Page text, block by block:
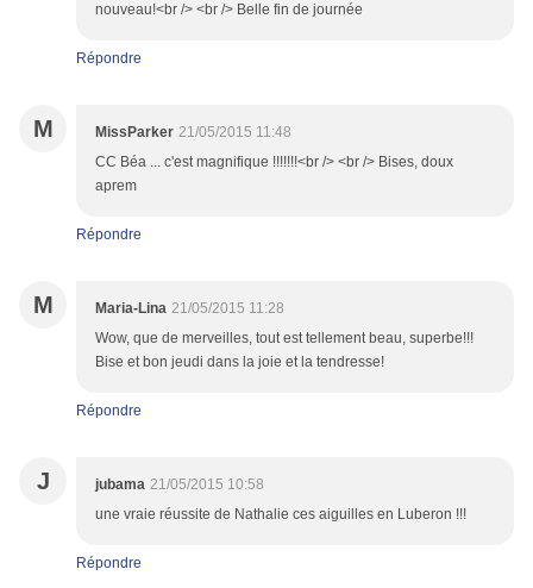
nouveau!<br /> <br /> Belle fin de journée
Répondre
M MissParker 21/05/2015 11:48
CC Béa ... c'est magnifique !!!!!!!<br /> <br /> Bises, doux
aprem
Répondre
M Maria-Lina 21/05/2015 11:28
Wow, que de merveilles, tout est tellement beau, superbe!!!
Bise et bon jeudi dans la joie et la tendresse!
Répondre
J jubama 21/05/2015 10:58
une vraie réussite de Nathalie ces aiguilles en Luberon !!!
Répondre